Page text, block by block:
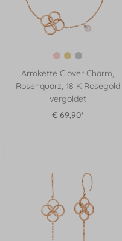
Armkette Clover Charm,
Rosenquarz, 18 K Rosegold
vergoldet
€ 69,90*